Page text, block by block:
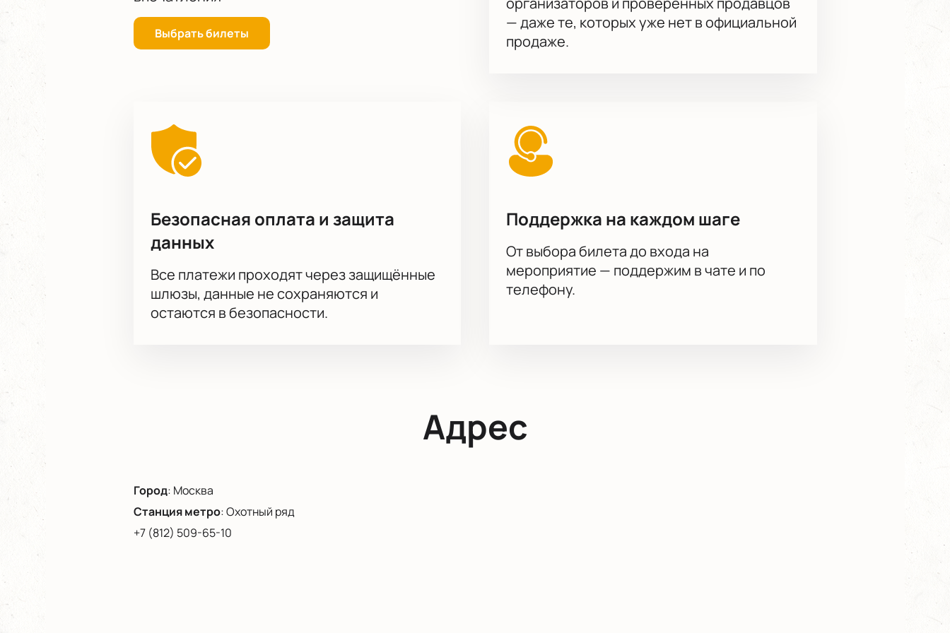
Выбрать билеты
— даже те, которых уже нет в официальной
продаже.
Безопасная оплата и защита
данных
Все платежи проходят через защищённые
шлюзы, данные не сохраняются и
остаются в безопасности.
Поддержка на каждом шаге
От выбора билета до входа на
мероприятие — поддержим в чате и по
телефону.
Адрес
Город: Москва
Станция метро:Охотный ряд
+7 (812) 509-65-10